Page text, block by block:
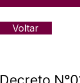
Voltar